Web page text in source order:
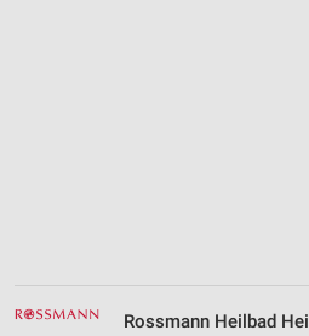
Rossmann Heilbad